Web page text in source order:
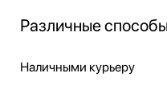
Различные
Наличными курьеру